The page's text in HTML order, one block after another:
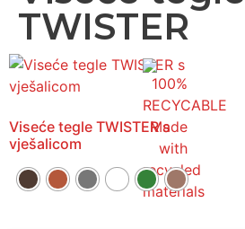
TWISTER
Viseće tegle TWISTER s
vješalicom